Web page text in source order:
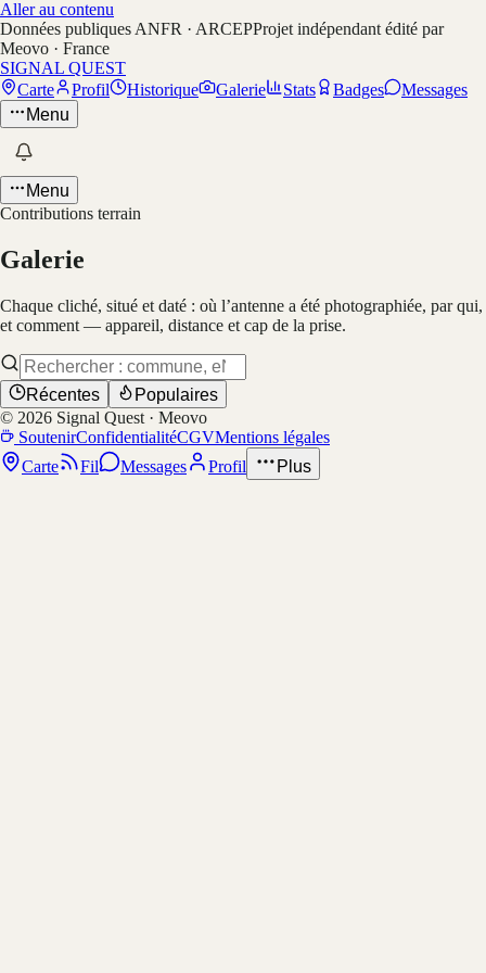
Aller au contenu
Données publiques ANFR · ARCEPProjet indépendant édité par
Meovo · France
SIGNAL QUEST
Carte
Profil Historique Galerie Stats Badges
Messages
Menu
Menu
Contributions terrain
Galerie
Chaque cliché, situé et daté : où l’antenne a été photographiée, par qui,
et comment — appareil, distance et cap de la prise.
Récentes
Populaires
© 2026 Signal Quest · Meovo
SoutenirConfidentialitéCGVMentions légales
Carte
Fil Messages Profil Plus